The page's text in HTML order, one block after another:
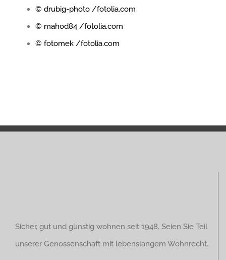
© drubig-photo /fotolia.com
© mahod84 /fotolia.com
© fotomek /fotolia.com
Sicher, gut und günstig wohnen seit 1948. Seien Sie Teil
unserer Genossenschaft mit lebenslangem Wohnrecht.